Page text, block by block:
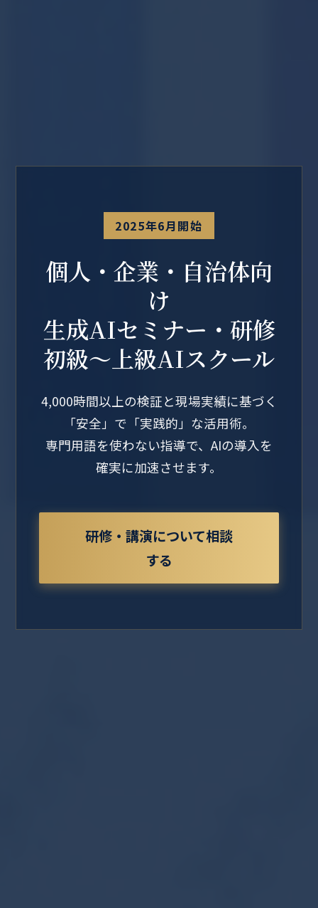
2025年6月開始
個人・企業・自治体向
け
生成AIセミナー・研修
初級～上級AIスクール
4,000時間以上の検証と現場実績に基づく
「安全」で「実践的」な活用術。
専門用語を使わない指導で、AIの導入を
確実に加速させます。
研修・講演について相談
する